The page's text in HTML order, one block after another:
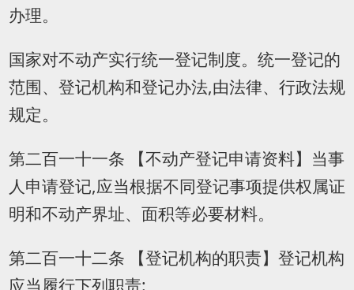
办理。
国家对不动产实行统一登记制度。统一登记的
范围、登记机构和登记办法,由法律、行政法规
规定。
第二百一十一条 【不动产登记申请资料】当事
人申请登记,应当根据不同登记事项提供权属证
明和不动产界址、面积等必要材料。
第二百一十二条 【登记机构的职责】登记机构
应当履行下列职责: